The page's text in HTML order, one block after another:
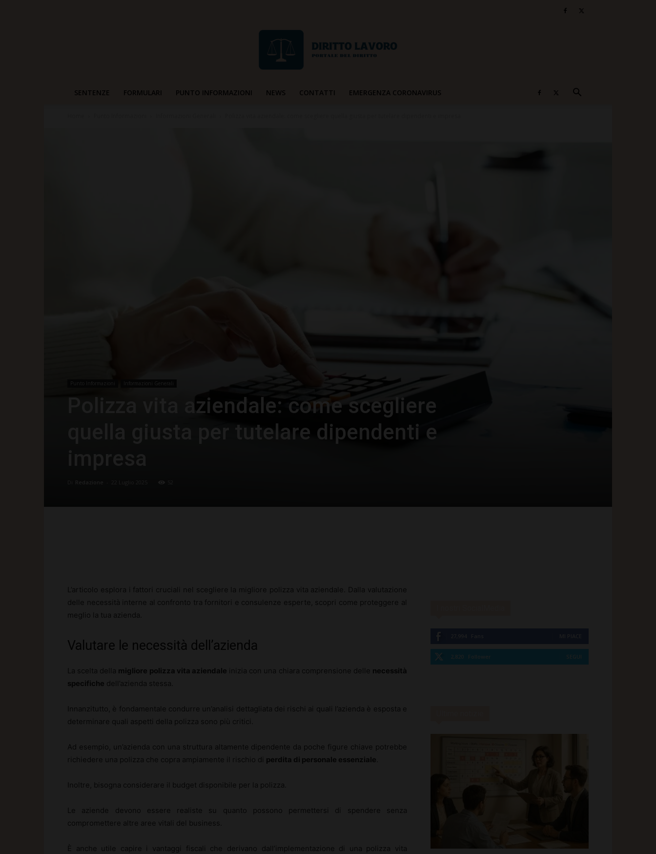
Diritto
SENTENZE FORMULARI PUNTO INFORMAZIONI NEWS CONTATTI EMERGENZA CORONAVIRUS
Punto Informazioni Informazioni Generali
Polizza vita aziendale: come scegliere
quella giusta per tutelare dipendenti e
L’articolo esplora i fattori cruciali nel scegliere la migliore polizza vita aziendale. Dalla valutazione
delle necessità interne al confronto tra fornitori e consulenze esperte, scopri come proteggere al
meglio la tua azienda.
Valutare le necessità dell’azienda
La scelta della migliore polizza vita aziendale inizia con una chiara comprensione delle necessità
specifiche dell’azienda stessa.
Innanzitutto, è fondamentale condurre un’analisi dettagliata dei rischi ai quali l’azienda è esposta e
determinare quali aspetti della polizza sono più critici.
Ad esempio, un’azienda con una struttura altamente dipendente da poche figure chiave potrebbe
richiedere una polizza che copra ampiamente il rischio di perdita di personale essenziale
Inoltre, bisogna considerare il budget disponibile per la polizza.
Le aziende devono essere realiste su quanto possono permettersi di spendere senza
compromettere altre aree vitali del business.
È anche utile capire i vantaggi fiscali che derivano dall’implementazione di una polizza vita
2,820 Follower SEGUI